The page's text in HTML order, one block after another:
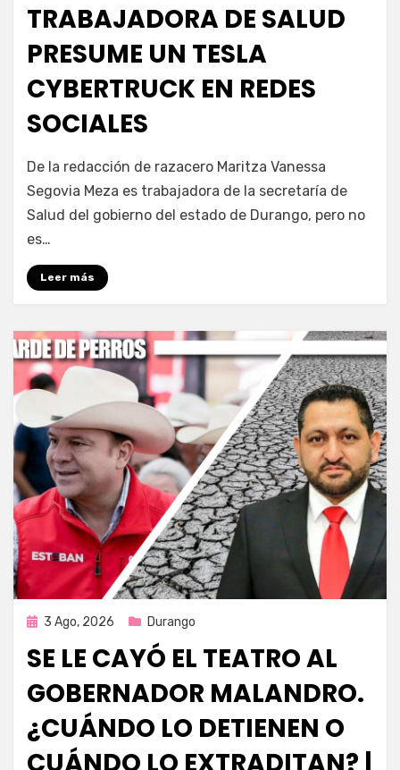
TRABAJADORA DE SALUD
PRESUME UN TESLA
CYBERTRUCK EN REDES
SOCIALES
por Fernando Miranda Servín
De la redacción de razacero Maritza Vanessa
Segovia Meza es trabajadora de la secretaría de
Salud del gobierno del estado de Durango, pero no
es…
Leer más
Publicada
3 Ago, 2026 Durango
SE LE CAYÓ EL TEATRO AL
GOBERNADOR MALANDRO.
¿CUÁNDO LO DETIENEN O